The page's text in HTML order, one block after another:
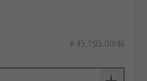
￥45,193.00/個